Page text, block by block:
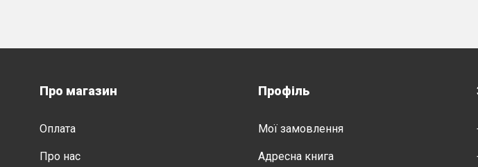
Про магазин
Оплата
Про нас
Профіль
Мої замовлення
Адресна книга